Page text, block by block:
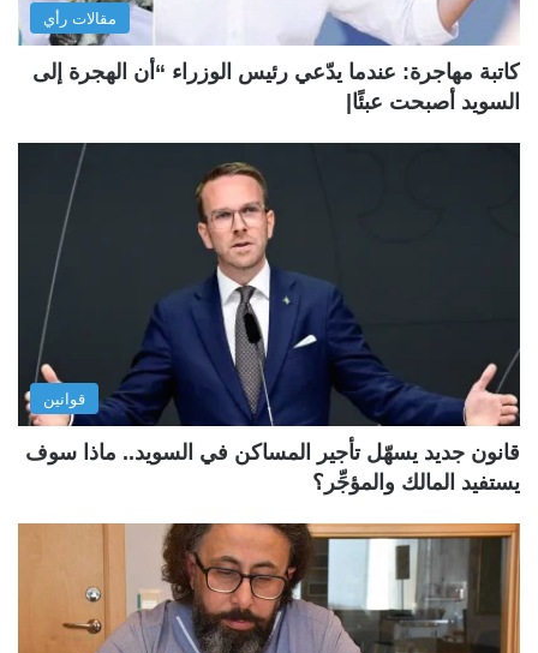
مقالات رأي
كاتبة مهاجرة: عندما يدّعي رئيس الوزراء “أن الهجرة إلى
السويد أصبحت عبئًا|
قوانين
قانون جديد يسهّل تأجير المساكن في السويد.. ماذا سوف
يستفيد المالك والمؤجِّر؟